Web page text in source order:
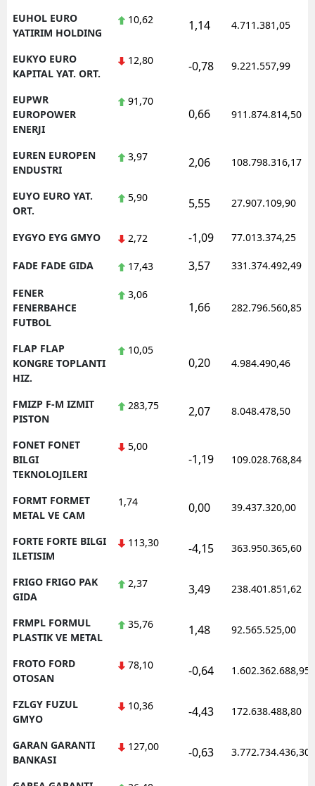
EUHOL EURO
YATIRIM HOLDING
10,62 1,14 4.711.381,05
EUKYO EURO
KAPITAL YAT. ORT.
12,80 -0,78 9.221.557,99
EUPWR
EUROPOWER
ENERJI
91,70
0,66 911.874.814,50
EUREN EUROPEN
ENDUSTRI
3,97 2,06 108.798.316,17
EUYO EURO YAT.
ORT.
5,90 5,55 27.907.109,90
EYGYO EYG GMYO 2,72 -1,09 77.013.374,25
FADE FADE GIDA 17,43 3,57 331.374.492,49
FENER
FENERBAHCE
FUTBOL
3,06
1,66 282.796.560,85
FLAP FLAP
KONGRE TOPLANTI
HIZ.
10,05
0,20 4.984.490,46
FMIZP F-M IZMIT
PISTON
283,75 2,07 8.048.478,50
FONET FONET
BILGI
TEKNOLOJILERI
5,00
-1,19 109.028.768,84
FORMT FORMET
METAL VE CAM
1,74 0,00 39.437.320,00
FORTE FORTE BILGI
ILETISIM
113,30 -4,15 363.950.365,60
FRIGO FRIGO PAK
GIDA
2,37 3,49 238.401.851,62
FRMPL FORMUL
PLASTIK VE METAL
35,76 1,48 92.565.525,00
FROTO FORD
OTOSAN
78,10 -0,64 1.602.362.688,95
FZLGY FUZUL
GMYO
10,36 -4,43 172.638.488,80
GARAN GARANTI
BANKASI
127,00 -0,63 3.772.734.436,30